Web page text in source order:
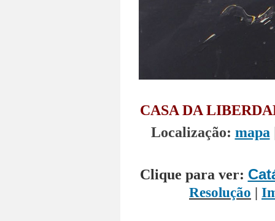
CASA DA
Localização: mapa
Clique para ver:
Resolução |